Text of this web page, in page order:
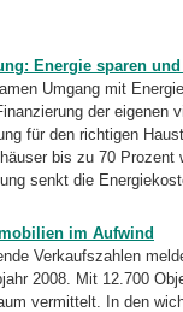
Energie sparen
Umgang mit
der eigenen
für den richtigen
bis zu 70
senkt die
im Aufwind
Verkaufszahlen
2008. Mit 12.700
vermittelt. In den